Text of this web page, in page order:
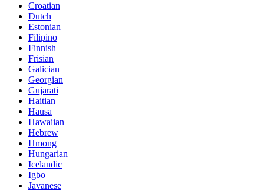
Croatian
Dutch
Estonian
Filipino
Finnish
Frisian
Galician
Georgian
Gujarati
Haitian
Hausa
Hawaiian
Hebrew
Hmong
Hungarian
Icelandic
Igbo
Javanese